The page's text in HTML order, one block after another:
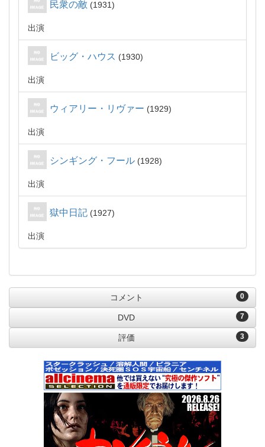
民衆の敵 1931
出演
ビッグ・ハウス 1930
出演
ウィアリー・リヴァー 1929
出演
シンギング・フール 1928
出演
獄中日記 1927
出演
0
コメント
7
DVD
3
評価